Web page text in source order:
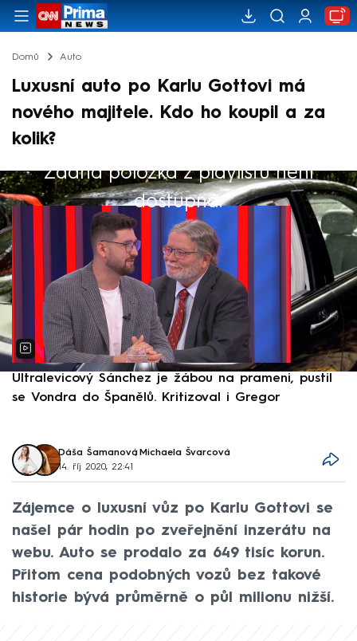
Domů Auto
Luxusní auto po Karlu Gottovi má
nového majitele. Kdo ho koupil a za
kolik?
Žádná položka z playlistu není
dostupná.
Výběr redakce
Ultralevicový Sánchez je žábou na prameni, pustil
se Vondra do Španělů. Kritizoval i Gregor
Dáša Šamanová, Michaela Švarcová
14. říj 2020, 22:41
Zájemce o luxusní vůz po Karlu Gottovi se
našel pár hodin po zveřejnění inzerátu na
webu. Auto se prodalo za 649 tisíc korun.
Přitom cena podobných vozů bez takové
historie bývá průměrně o půl milionu nižší.